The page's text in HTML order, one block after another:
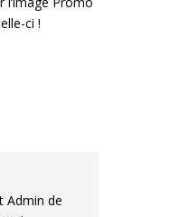
ci !
Admin de